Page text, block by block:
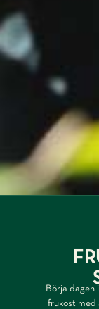
Börja dagen
frukost med